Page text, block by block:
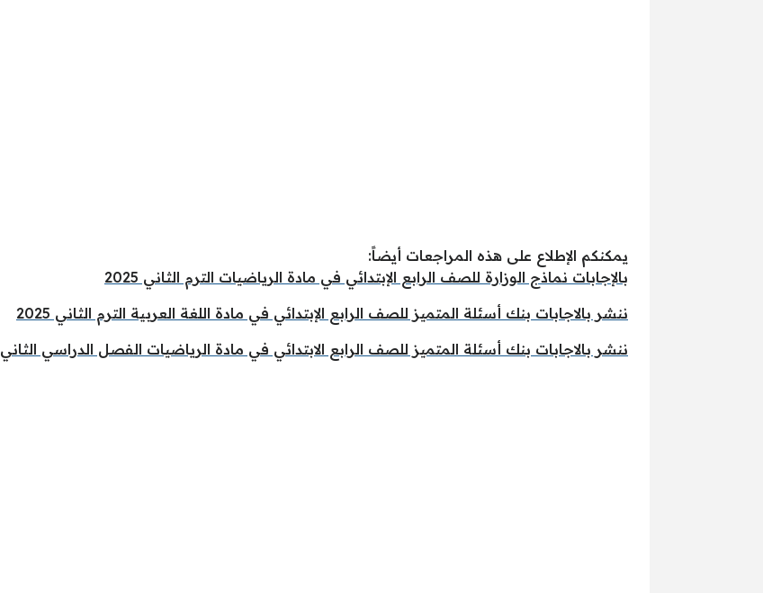
يمكنكم الإطلاع على هذه المراجعات أيضاً:
بالإجابات نماذج الوزارة للصف الرابع الإبتدائي في مادة الرياضيات الترم الثاني 2025
ننشر بالاجابات بنك أسئلة المتميز للصف الرابع الإبتدائي في مادة اللغة العربية الترم الثاني 2025
ننشر بالاجابات بنك أسئلة المتميز للصف الرابع الابتدائي في مادة الرياضيات الفصل الدراسي الثاني 2025